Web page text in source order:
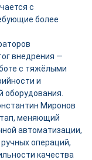
с
более
внедрения —
с тяжёлыми
и
оборудования.
Миронов
меняющий
автоматизации,
операций,
качества